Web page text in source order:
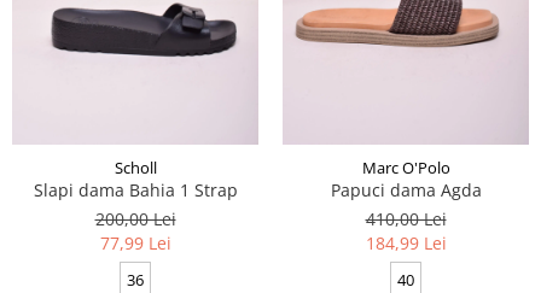
Scholl
Slapi dama Bahia 1 Strap
200,00 Lei
77,99 Lei
36
Marc O'Polo
Papuci dama Agda
410,00 Lei
184,99 Lei
40